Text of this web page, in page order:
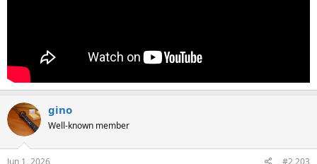
gino
Well-known member
Jun 1, 2026 #2,203